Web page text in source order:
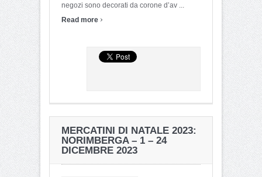
negozi sono decorati da corone d’av ...
Read more ›
MERCATINI DI NATALE 2023:
NORIMBERGA – 1 – 24
DICEMBRE 2023